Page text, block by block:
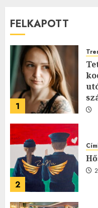
FELKAPOTT
1
2